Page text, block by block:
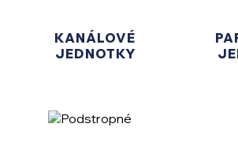
KANÁLOVÉ
JEDNOTKY